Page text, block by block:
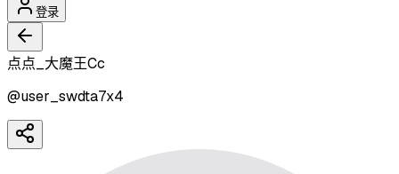
登录
点点_大魔王Cc
@user_swdta7x4